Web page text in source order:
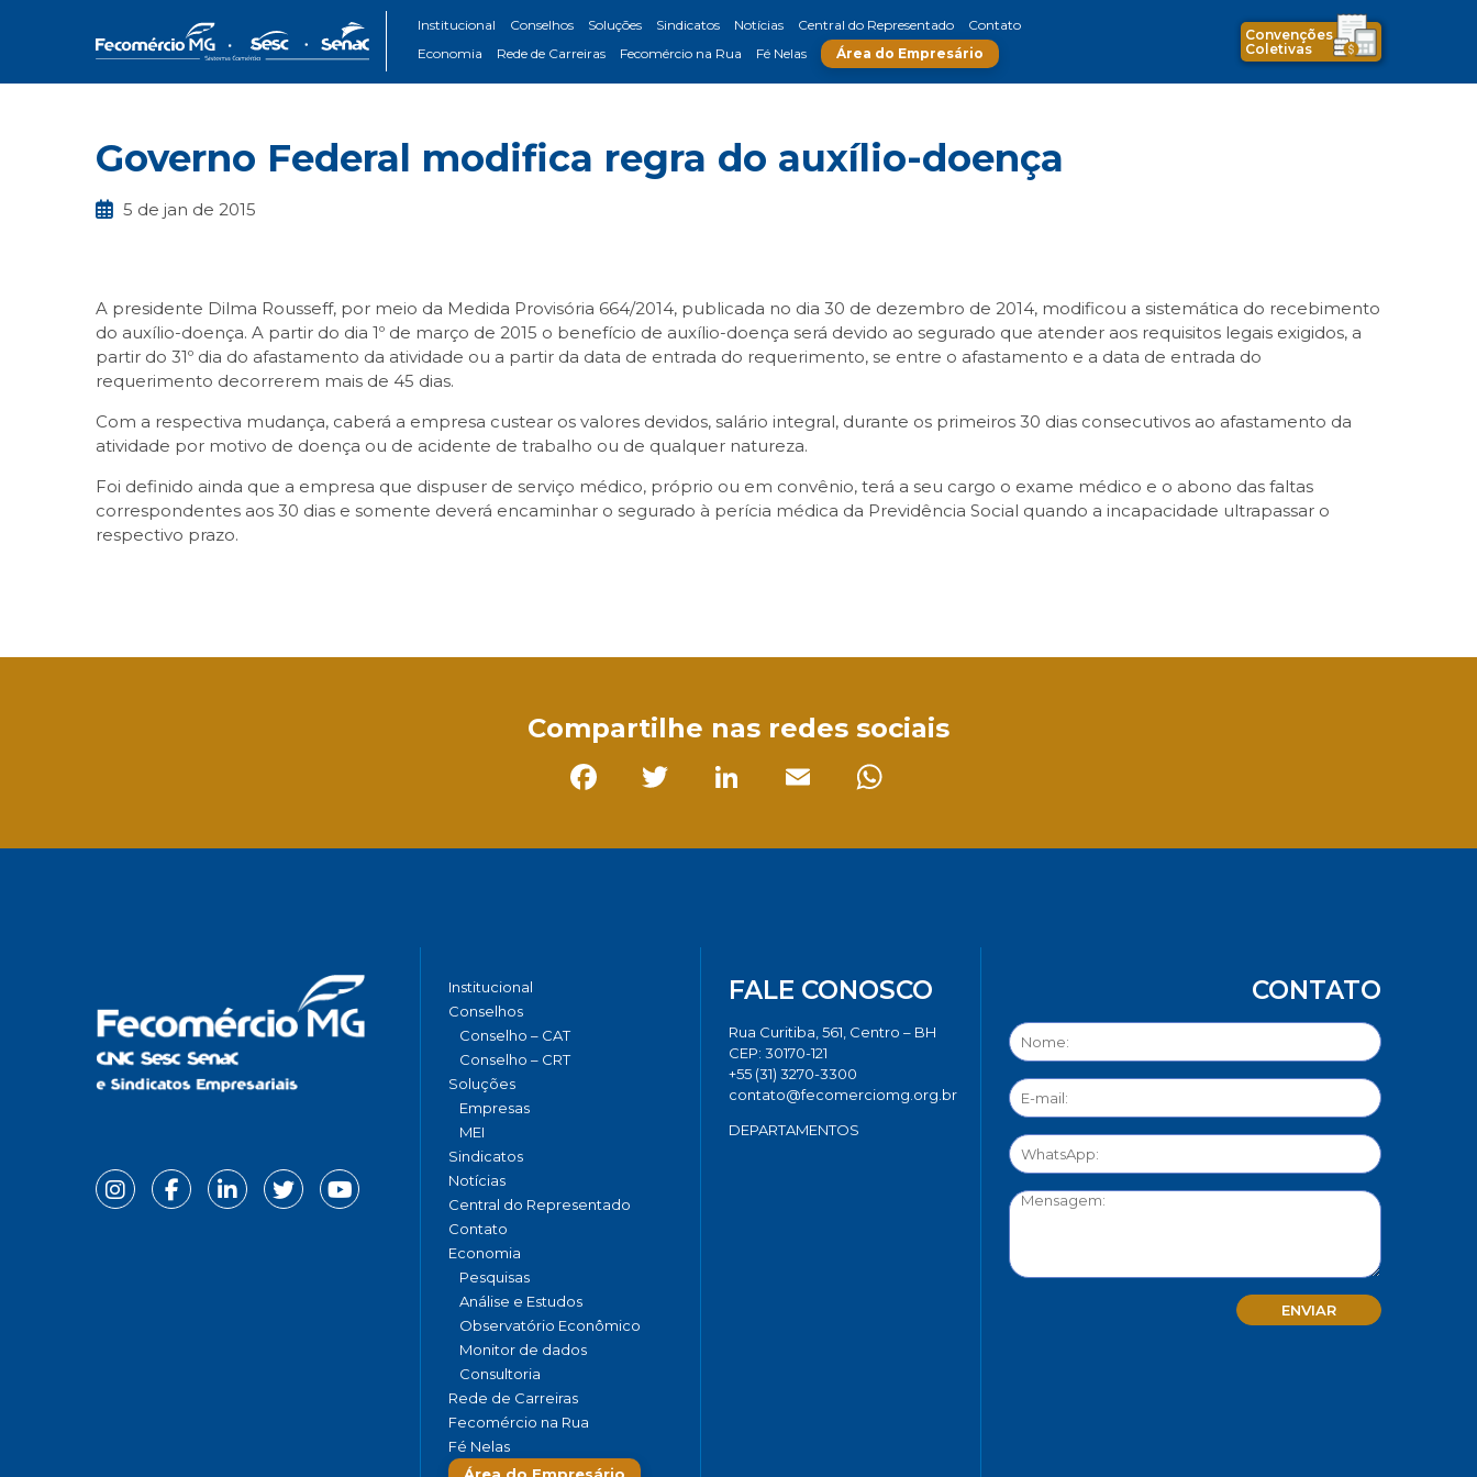
Institucional Conselhos Soluções Sindicatos Notícias Central do Representado
Contato
Economia
Rede de Carreiras Fecomércio na Rua Fé Nelas Área do Empresário
Convenções
Coletivas
Governo Federal modifica regra do auxílio-doença
5 de jan de 2015
A presidente Dilma Rousseff, por meio da Medida Provisória 664/2014, publicada no dia 30 de dezembro de 2014, modificou a sistemática do recebimento
do auxílio-doença. A partir do dia 1º de março de 2015 o benefício de auxílio-doença será devido ao segurado que atender aos requisitos legais exigidos, a
partir do 31º dia do afastamento da atividade ou a partir da data de entrada do requerimento, se entre o afastamento e a data de entrada do
requerimento decorrerem mais de 45 dias.
Com a respectiva mudança, caberá a empresa custear os valores devidos, salário integral, durante os primeiros 30 dias consecutivos ao afastamento da
atividade por motivo de doença ou de acidente de trabalho ou de qualquer natureza.
Foi definido ainda que a empresa que dispuser de serviço médico, próprio ou em convênio, terá a seu cargo o exame médico e o abono das faltas
correspondentes aos 30 dias e somente deverá encaminhar o segurado à perícia médica da Previdência Social quando a incapacidade ultrapassar o
respectivo prazo.
Compartilhe nas redes sociais
Institucional
Conselhos
Conselho – CAT
Conselho – CRT
Soluções
Empresas
MEI
Sindicatos
Notícias
Central do Representado
Contato
Economia
Pesquisas
Análise e Estudos
Observatório Econômico
Monitor de dados
Consultoria
Rede de Carreiras
Fecomércio na Rua
Fé Nelas
Área do Empresário
FALE CONOSCO
Rua Curitiba, 561, Centro – BH
CEP: 30170-121
+55 (31) 3270-3300
contato@fecomerciomg.org.br
DEPARTAMENTOS
CONTATO